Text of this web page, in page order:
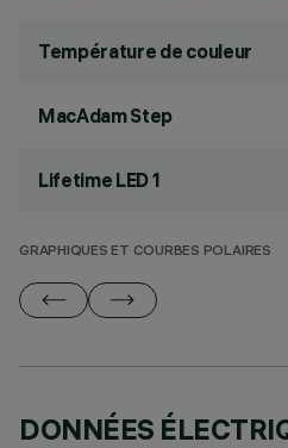
Température de couleur
MacAdam Step
Lifetime LED 1
GRAPHIQUES ET COURBES POLAIRES
DONNÉES